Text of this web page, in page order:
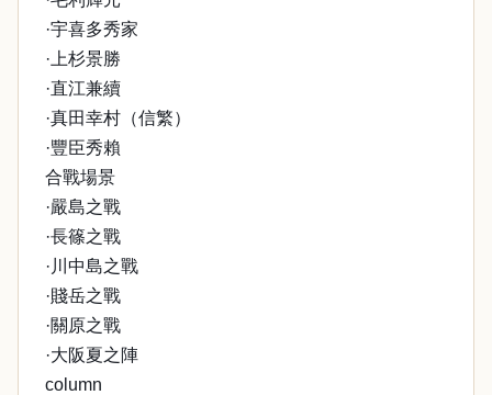
·宇喜多秀家
·上杉景勝
·直江兼續
·真田幸村（信繁）
·豐臣秀賴
合戰場景
·嚴島之戰
·長篠之戰
·川中島之戰
·賤岳之戰
·關原之戰
·大阪夏之陣
column